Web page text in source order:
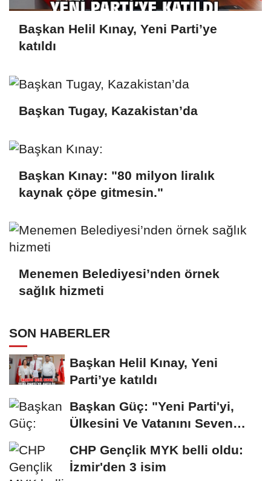
Başkan Helil Kınay, Yeni Parti’ye
katıldı
Başkan Tugay, Kazakistan’da
Başkan Kınay: "80 milyon liralık
kaynak çöpe gitmesin."
Menemen Belediyesi’nden örnek
sağlık hizmeti
SON HABERLER
Başkan Helil Kınay, Yeni
Parti’ye katıldı
Başkan Güç: "Yeni Parti'yi,
Ülkesini Ve Vatanını Seven
CHP Gençlik MYK belli oldu:
İzmir'den 3 isim